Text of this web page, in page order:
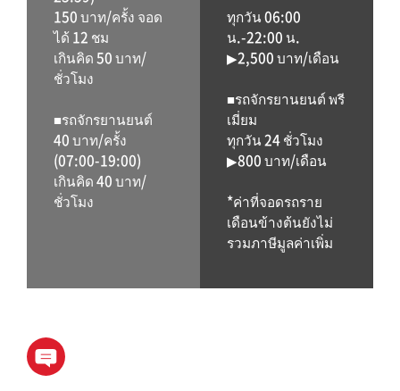
150 บาท/ครั้ง จอด
ได้ 12 ชม
เกินคิด 50 บาท/
ชั่วโมง
■รถจักรยานยนต์
40 บาท/ครั้ง
(07:00-19:00)
เกินคิด 40 บาท/
ชั่วโมง
ทุกวัน 06:00
น.-22:00 น.
▶2,500 บาท/เดือน
■รถจักรยานยนต์ พรี
เมี่ยม
ทุกวัน 24 ชั่วโมง
▶800 บาท/เดือน
*ค่าที่จอดรถราย
เดือนข้างต้นยังไม่
รวมภาษีมูลค่าเพิ่ม